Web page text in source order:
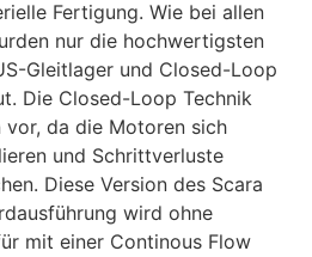
Fertigung. Wie bei allen
nur die hochwertigsten
Gleitlager und Closed-Loop
Die Closed-Loop Technik
da die Motoren sich
und Schrittverluste
Diese Version des Scara
wird ohne
mit einer Continous Flow